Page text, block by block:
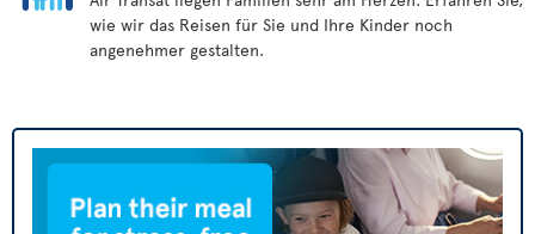
wie wir das Reisen für Sie und Ihre Kinder noch
angenehmer gestalten.